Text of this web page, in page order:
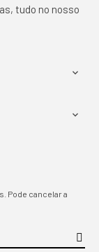
tudo no nosso


Pode cancelar a